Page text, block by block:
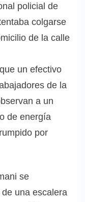
policial de
colgarse
de la calle
un efectivo
de la
a un
de energía
por
se
una escalera